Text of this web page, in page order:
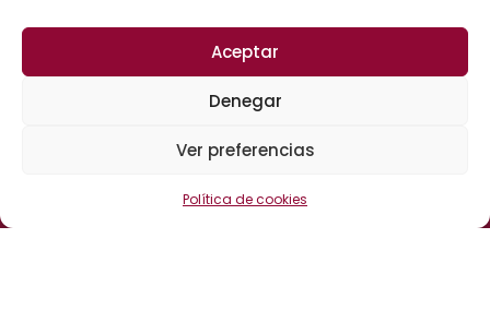
Aceptar
Denegar
Ver preferencias
Política de cookies
Calle Cervantes, 25
04700 El Ejido (Almería)
CANAL DE DENUNCIAS